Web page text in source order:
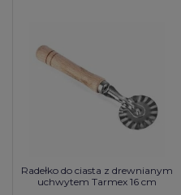
Radełko do ciasta z drewnianym
uchwytem Tarmex 16 cm